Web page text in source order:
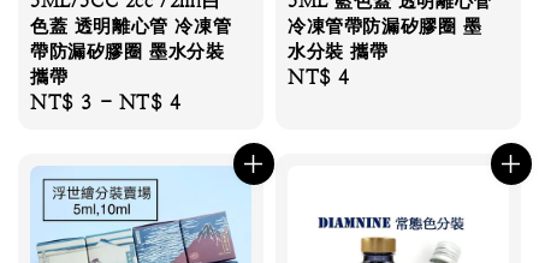
色蓋 透明離心管 冷凍管
帶防漏矽膠圈 墨水分裝
攜帶
Regular
NT$ 3 - NT$ 4
冷凍管帶防漏矽膠圈 墨
水分裝 攜帶
Regular
NT$ 4